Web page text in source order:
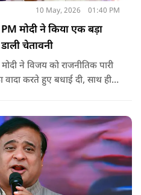
10 May, 2026 01:40 PM
मोदी ने किया एक बड़ा
चेतावनी
ने विजय को राजनीतिक पारी
करते हुए बधाई दी, साथ ही